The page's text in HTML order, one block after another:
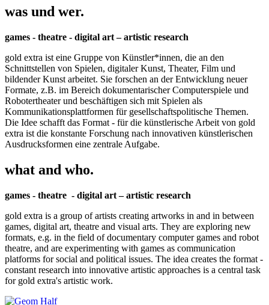
was und wer.
games - theatre - digital art – artistic research
gold extra ist eine Gruppe von Künstler*innen, die an den
Schnittstellen von Spielen, digitaler Kunst, Theater, Film und
bildender Kunst arbeitet. Sie forschen an der Entwicklung neuer
Formate, z.B. im Bereich dokumentarischer Computerspiele und
Robotertheater und beschäftigen sich mit Spielen als
Kommunikationsplattformen für gesellschaftspolitische Themen.
Die Idee schafft das Format - für die künstlerische Arbeit von gold
extra ist die konstante Forschung nach innovativen künstlerischen
Ausdrucksformen eine zentrale Aufgabe.
what and who.
games - theatre - digital art – artistic research
gold extra is a group of artists creating artworks in and in between
games, digital art, theatre and visual arts. They are exploring new
formats, e.g. in the field of documentary computer games and robot
theatre, and are experimenting with games as communication
platforms for social and political issues. The idea creates the format -
constant research into innovative artistic approaches is a central task
for gold extra's artistic work.